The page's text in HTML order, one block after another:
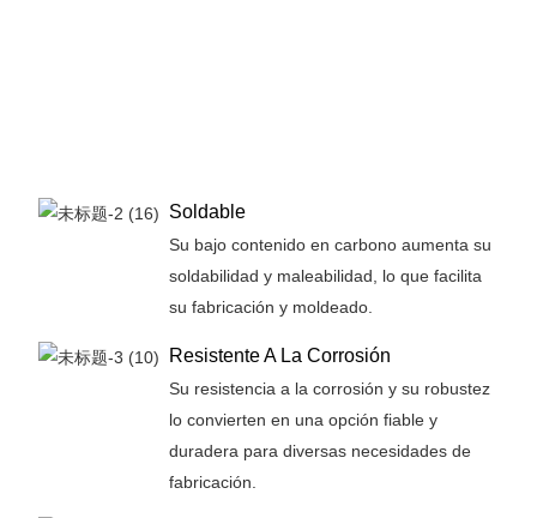
Soldable
Su bajo contenido en carbono aumenta su
soldabilidad y maleabilidad, lo que facilita
su fabricación y moldeado.
Resistente A La Corrosión
Su resistencia a la corrosión y su robustez
lo convierten en una opción fiable y
duradera para diversas necesidades de
fabricación.